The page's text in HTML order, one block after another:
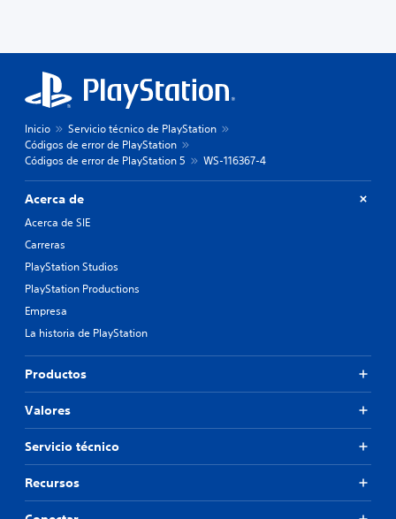
Inicio
Servicio técnico de PlayStation
Códigos de error de PlayStation
Códigos de error de PlayStation 5
WS-116367-4
Acerca de
Acerca de SIE
Carreras
PlayStation Studios
PlayStation Productions
Empresa
La historia de PlayStation
Productos
Valores
Servicio técnico
Recursos